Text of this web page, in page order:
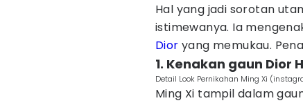
Hal yang jadi sorotan
istimewanya. Ia
Dior yang memukau.
1. Kenakan gaun Dior
Detail Look Pernikahan Ming Xi
Ming Xi tampil dalam